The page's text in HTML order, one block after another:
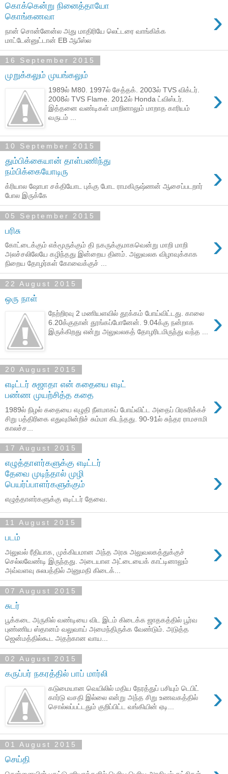
கொக்கென்று நினைத்தாயோ
கொங்கணவா
›
நான் சொன்னேன்ல அது மாதிரியே லெட்டரை வாங்கிக்க
மாட்டேன்னுட்டான் EB ஆபீஸ்ல
16 September 2015
முறுக்கலும் முயங்கலும்
›
1989ல் M80. 1997ல் சேத்தக். 2003ல் TVS விக்டர்.
2008ல் TVS Flame. 2012ல் Honda ட்விஸ்டர்.
இத்தனை வண்டிகள் மாறினாலும் மாறாத காரியம்
வருடம் ...
10 September 2015
தும்பிக்கையான் தாள்பணிந்து
நம்பிக்கையோடிரு
›
க்ரியால ஷோபா சக்தியோட புக்கு போட ராமகிருஷ்ணன் ஆசைப்படறார்
போல இருக்கே
05 September 2015
பரிசு ›
கோட்டைக்கும் எக்மூருக்கும் தி நகருக்குமாகவென்று மாறி மாறி
அலச்சலிலேயே கழிந்தது இன்றைய தினம். அலுவலக விழாவுக்காக
நிறைய தோழர்கள் கோவைக்குச் ...
22 August 2015
ஒரு நாள்
›
நேற்றிரவு 2 மணியளவில் தூக்கம் போய்விட்டது. காலை
6.20க்குதான் தூங்கப்போனேன். 9.04க்கு நன்றாக
இருக்கிறது என்று அலுவலகத் தோழரிடமிருந்து வந்த ...
20 August 2015
எடிட்டர் சுஜாதா என் கதையை எடிட்
பண்ண முயற்சித்த கதை
›
1989ல் நிழல் கதையை எழுதி நீளமாகப் போய்விட்ட அதைப் பிரசுரிக்கச்
சிறு பத்திரிகை எதுவுமின்றிச் சும்மா கிடந்தது. 90-91ல் சுந்தர ராமசாமி
காலச்ச...
17 August 2015
எழுத்தாளர்களுக்கு எடிட்டர்
தேவை முடிந்தால் முழி
பெயர்ப்பாளர்களுக்கும்
›
எழுத்தாளர்களுக்கு எடிட்டர் தேவை.
11 August 2015
படம் ›
அலுவல் ரீதியாக, முக்கியமான அந்த அரசு அலுவலகத்துக்குச்
செல்லவேண்டி இருந்தது. அடையாள அட்டையைக் காட்டினாலும்
அவ்வளவு சுலபத்தில் அனுமதி கிடைக்...
07 August 2015
சுடர் ›
பூக்கடை அருகில் வண்டியை விட இடம் கிடைக்க ஜாதகத்தில் பூர்வ
புண்ணிய ஸ்தானம் வலுவாய் அமைந்திருக்க வேண்டும். அடுத்த
ஜென்மத்தில்கூட அதற்கான வாய...
02 August 2015
கருப்பர் நகரத்தில் பாப் மார்லி
›
கடுமையான வெயிலில் மதிய நேரத்துப் பசியும் டெபிட்
கார்டு வசதி இல்லை என்று அந்த சிறு உணவகத்தில்
சொல்லப்பட்டதும் குறிப்பிட்ட வங்கியின் ஏடி...
01 August 2015
செய்தி